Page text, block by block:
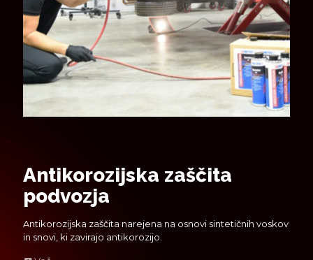
Antikorozijska zaščita
podvozja
Antikorozijska zaščita narejena na osnovi sintetičnih voskov
in snovi, ki zavirajo antikorozijo.